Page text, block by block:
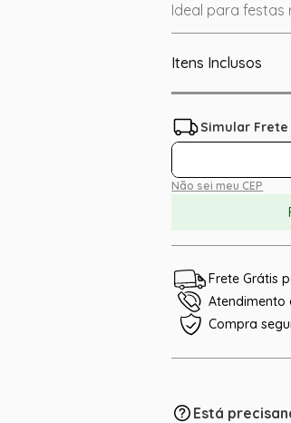
Ideal para festas
Itens Inclusos
Não sei meu CEP
Frete Grátis
Atendimento
Compra
Está